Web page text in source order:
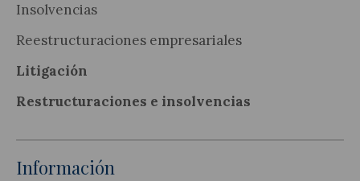
Insolvencias
Reestructuraciones empresariales
Litigación
Restructuraciones e insolvencias
Información